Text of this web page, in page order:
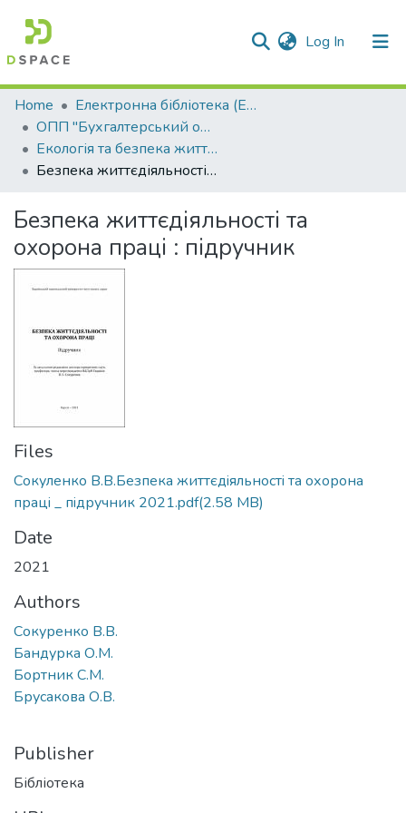
Log In (current)
Communities & Collections
All of DSpace
Statistics
Home
Електронна бібліотека (E-Book)
ОПП "Бухгалтерський облік"
Екологія та безпека життєдіяльності
Безпека життєдіяльності та охорона праці : підручник
Безпека життєдіяльності та
охорона праці : підручник
Files
Сокуленко В.В.Безпека життєдiяльностi та охорона
працi _ пiдручник 2021.pdf(2.58 MB)
Date
2021
Authors
Сокуренко В.В.
Бандурка О.М.
Бортник С.М.
Брусакова О.В.
Publisher
Бібліотека